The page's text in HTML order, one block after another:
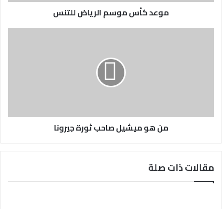
موعد كأس موسم الرياض للتنس
من هو ميشيل صاحب ثورة جيرونا
مقالات ذات صلة